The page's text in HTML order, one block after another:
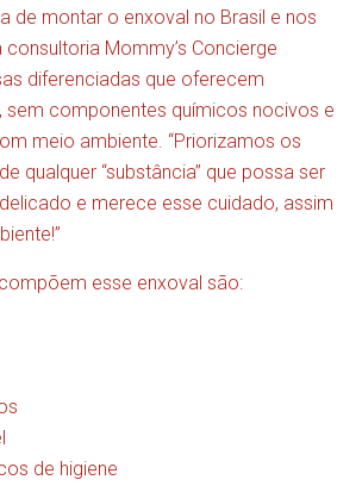
de montar o enxoval no Brasil e nos
consultoria Mommy’s Concierge
diferenciadas que oferecem
sem componentes químicos nocivos e
meio ambiente. “Priorizamos os
qualquer “substância” que possa ser
e merece esse cuidado, assim
esse enxoval são:
de higiene